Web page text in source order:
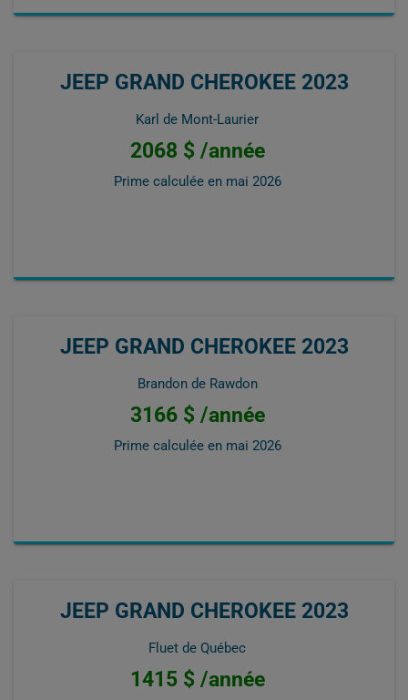
JEEP GRAND CHEROKEE 2023
Karl de Mont-Laurier
2068 $ /année
Prime calculée en mai 2026
JEEP GRAND CHEROKEE 2023
Brandon de Rawdon
3166 $ /année
Prime calculée en mai 2026
JEEP GRAND CHEROKEE 2023
Fluet de Québec
1415 $ /année